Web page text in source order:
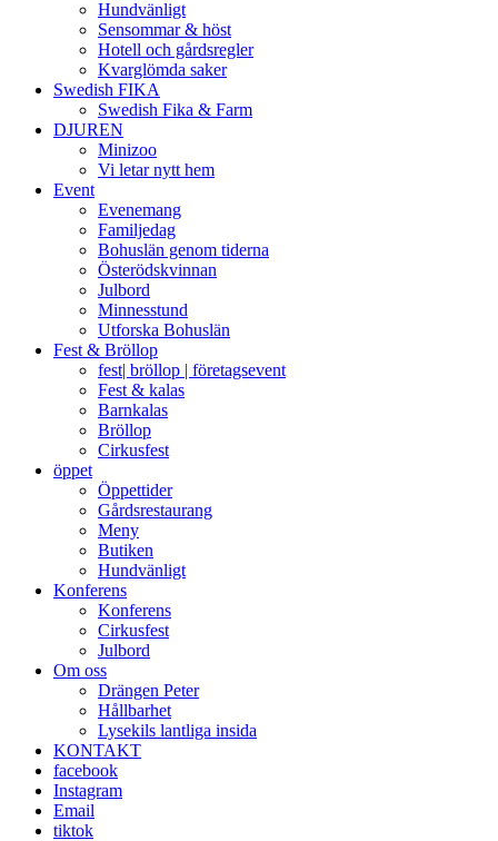
Hundvänligt
Sensommar & höst
Hotell och gårdsregler
Kvarglömda saker
Swedish FIKA
Swedish Fika & Farm
DJUREN
Minizoo
Vi letar nytt hem
Event
Evenemang
Familjedag
Bohuslän genom tiderna
Österödskvinnan
Julbord
Minnesstund
Utforska Bohuslän
Fest & Bröllop
fest| bröllop | företagsevent
Fest & kalas
Barnkalas
Bröllop
Cirkusfest
öppet
Öppettider
Gårdsrestaurang
Meny
Butiken
Hundvänligt
Konferens
Konferens
Cirkusfest
Julbord
Om oss
Drängen Peter
Hållbarhet
Lysekils lantliga insida
KONTAKT
facebook
Instagram
Email
tiktok